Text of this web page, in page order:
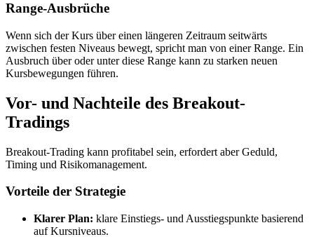
Range-Ausbrüche
Wenn sich der Kurs über einen längeren Zeitraum seitwärts
zwischen festen Niveaus bewegt, spricht man von einer Range. Ein
Ausbruch über oder unter diese Range kann zu starken neuen
Kursbewegungen führen.
Vor- und Nachteile des Breakout-
Tradings
Breakout-Trading kann profitabel sein, erfordert aber Geduld,
Timing und Risikomanagement.
Vorteile der Strategie
Klarer Plan: klare Einstiegs- und Ausstiegspunkte basierend
auf Kursniveaus.